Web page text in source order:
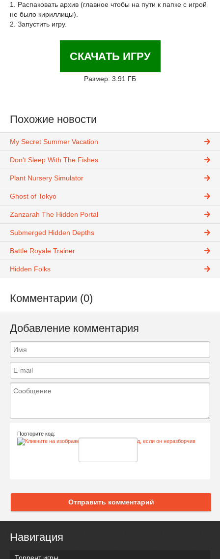
1. Распаковать архив (главное чтобы на пути к папке с игрой
не было кириллицы).
2. Запустить игру.
СКАЧАТЬ ИГРУ
Размер: 3.91 ГБ
Похожие новости
My Secret Summer Vacation
Don't Sleep With The Fishes
Plant Nursery Simulator
Ghost of Tokyo
Zanzarah The Hidden Portal
Submerged Hidden Depths
Battle Royale Trainer
Hidden Folks
Комментарии (0)
Добавление комментария
Повторите код:
Отправить комментарий
Навигация